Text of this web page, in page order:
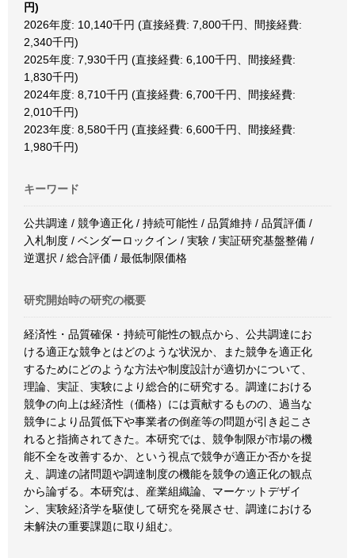
円)
2026年度: 10,140千円 (直接経費: 7,800千円、間接経費:
2,340千円)
2025年度: 7,930千円 (直接経費: 6,100千円、間接経費:
1,830千円)
2024年度: 8,710千円 (直接経費: 6,700千円、間接経費:
2,010千円)
2023年度: 8,580千円 (直接経費: 6,600千円、間接経費:
1,980千円)
キーワード
公共調達 / 競争適正化 / 持続可能性 / 品質維持 / 品質評価 /
入札制度 / ベンダーロックイン / 実験 / 実証研究基盤整備 /
逆選択 / 総合評価 / 最低制限価格
研究開始時の研究の概要
経済性・品質確保・持続可能性の観点から、公共調達にお
ける適正な競争とはどのような状況か、また競争を適正化
するためにどのような方法や制度設計が適切かについて、
理論、実証、実験により総合的に研究する。調達における
競争の向上は経済性（価格）には貢献するものの、過当な
競争により品質低下や事業者の倒産等の問題が引き起こさ
れると指摘されてきた。本研究では、競争制限が市場の機
能不全を改善するか、という視点で競争が適正か否かを捉
え、調達の諸問題や調達制度の機能を競争の適正化の観点
から論ずる。本研究は、産業組織論、マーケットデザイ
ン、実験経済学を駆使して研究を発展させ、調達における
未解決の重要課題に取り組む。